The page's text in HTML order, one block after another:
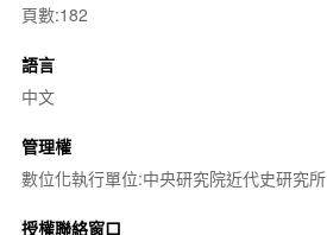
頁數:182
語言
中文
管理權
數位化執行單位:中央研究院近代史研究所
授權聯絡窗口